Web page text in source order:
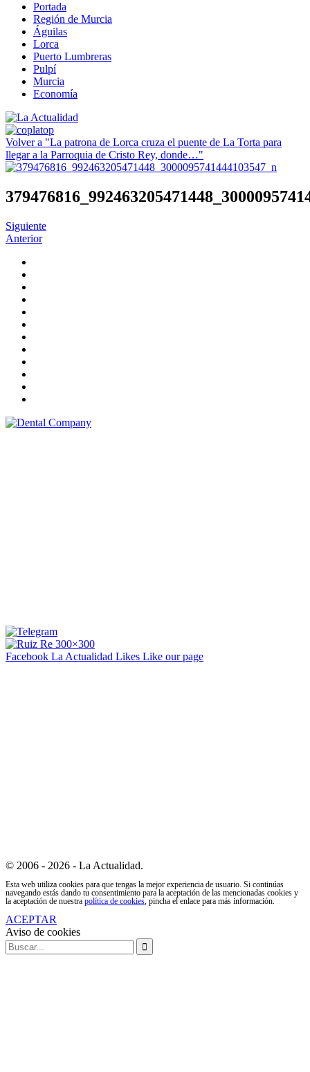
Portada
Región de Murcia
Águilas
Lorca
Puerto Lumbreras
Pulpí
Murcia
Economía
Volver a "La patrona de Lorca cruza el puente de La Torta para
llegar a la Parroquia de Cristo Rey, donde…"
Siguiente
Anterior
Facebook La Actualidad Likes Like our page
© 2006 - 2026 - La Actualidad.
Esta web utiliza cookies para que tengas la mejor experiencia de usuario. Si continúas
navegando estás dando tu consentimiento para la aceptación de las mencionadas cookies y
la aceptación de nuestra política de cookies, pincha el enlace para más información.
ACEPTAR
Aviso de cookies